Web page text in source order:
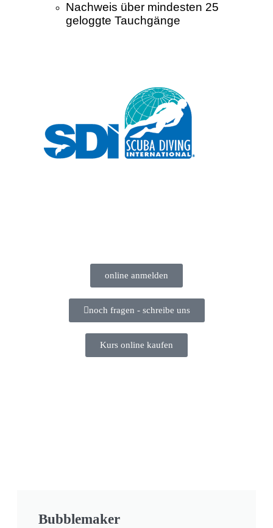
Nachweis über mindesten 25
geloggte Tauchgänge
online anmelden
noch fragen - schreibe uns
Kurs online kaufen
Bubblemaker